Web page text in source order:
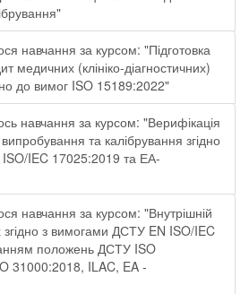
навчання за курсом: "Підготовка
медичних (клініко-діагностичних)
до вимог ISO 15189:2022"
навчання за курсом: "Верифікація
та калібрування згідно
IEC 17025:2019 та ЕА-
навчання за курсом: "Внутрішній
згідно з вимогами ДСТУ EN ISO/IEC
положень ДСТУ ISO
31000:2018, ILAC, EA -